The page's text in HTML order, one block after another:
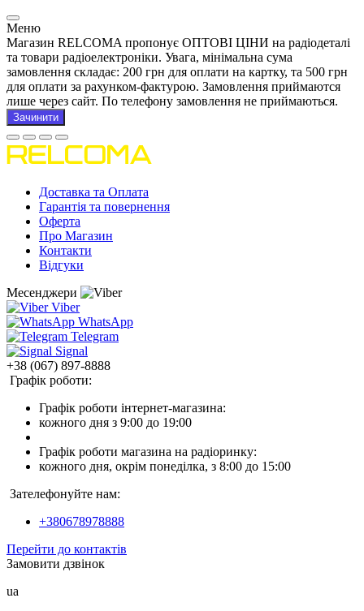
Меню
Магазин RELCOMA пропонує ОПТОВІ ЦІНИ на радіодеталі
та товари радіоелектроніки. Увага, мінімальна сума
замовлення складає: 200 грн для оплати на картку, та 500 грн
для оплати за рахунком-фактурою. Замовлення приймаются
лише через сайт. По телефону замовлення не приймаються.
Зачинити
Доставка та Оплата
Гарантія та повернення
Оферта
Про Магазин
Контакти
Відгуки
Месенджери
Viber
WhatsApp
Telegram
Signal
+38 (067) 897-8888
Графік роботи:
Графік роботи інтернет-магазина:
кожного дня з 9:00 до 19:00
Графік роботи магазина на радіоринку:
кожного дня, окрім понеділка, з 8:00 до 15:00
Зателефонуйте нам:
+380678978888
Перейти до контактів
Замовити дзвінок
ua